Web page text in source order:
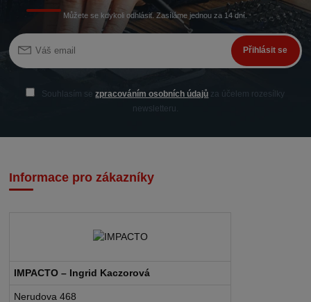
Můžete se kdykoli odhlásit. Zasíláme jednou za 14 dní.
Přihlásit se
Souhlasím sezpracováním osobních údajů za účelem rozesílky
newsletteru.
Informace pro zákazníky
IMPACTO – Ingrid Kaczorová
Nerudova 468